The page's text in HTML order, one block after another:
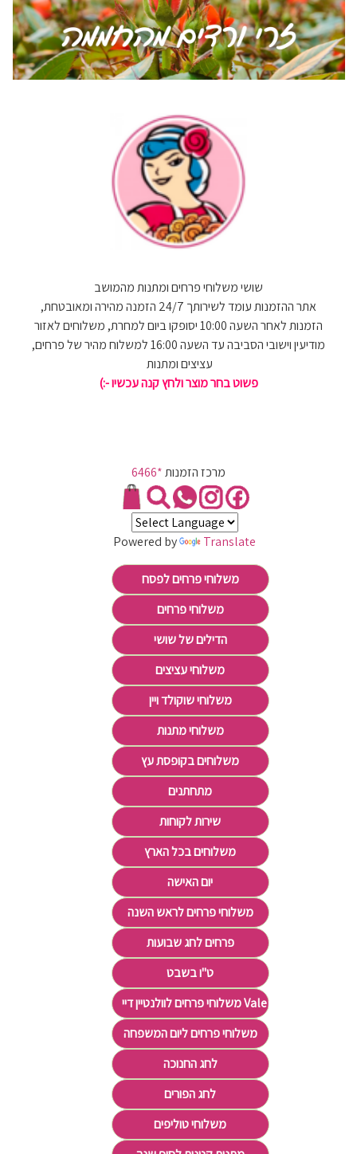
שושי משלוחי פרחים ומתנות מהמושב
אתר ההזמנות עומד לשירותך 24/7 הזמנה מהירה ומאובטחת,
הזמנות לאחר השעה 10:00 יסופקו ביום למחרת, משלוחים לאזור
מודיעין וישובי הסביבה עד השעה 16:00 למשלוח מהיר של פרחים,
עציצים ומתנות
פשוט בחר מוצר ולחץ קנה עכשיו -:)
מרכז הזמנות*6466
Powered by Translate
משלוחי פרחים לפסח
משלוחי פרחים
הדילים של שושי
משלוחי עציצים
משלוחי שוקולד ויין
משלוחי מתנות
משלוחים בקופסת עץ
מתחתנים
שירות לקוחות
משלוחים בכל הארץ
יום האישה
משלוחי פרחים לראש השנה
פרחים לחג שבועות
ט"ו בשבט
משלוחי פרחים לוולנטיין דיי Valentine's Day
משלוחי פרחים ליום המשפחה
לחג החנוכה
לחג הפורים
משלוחי טוליפים